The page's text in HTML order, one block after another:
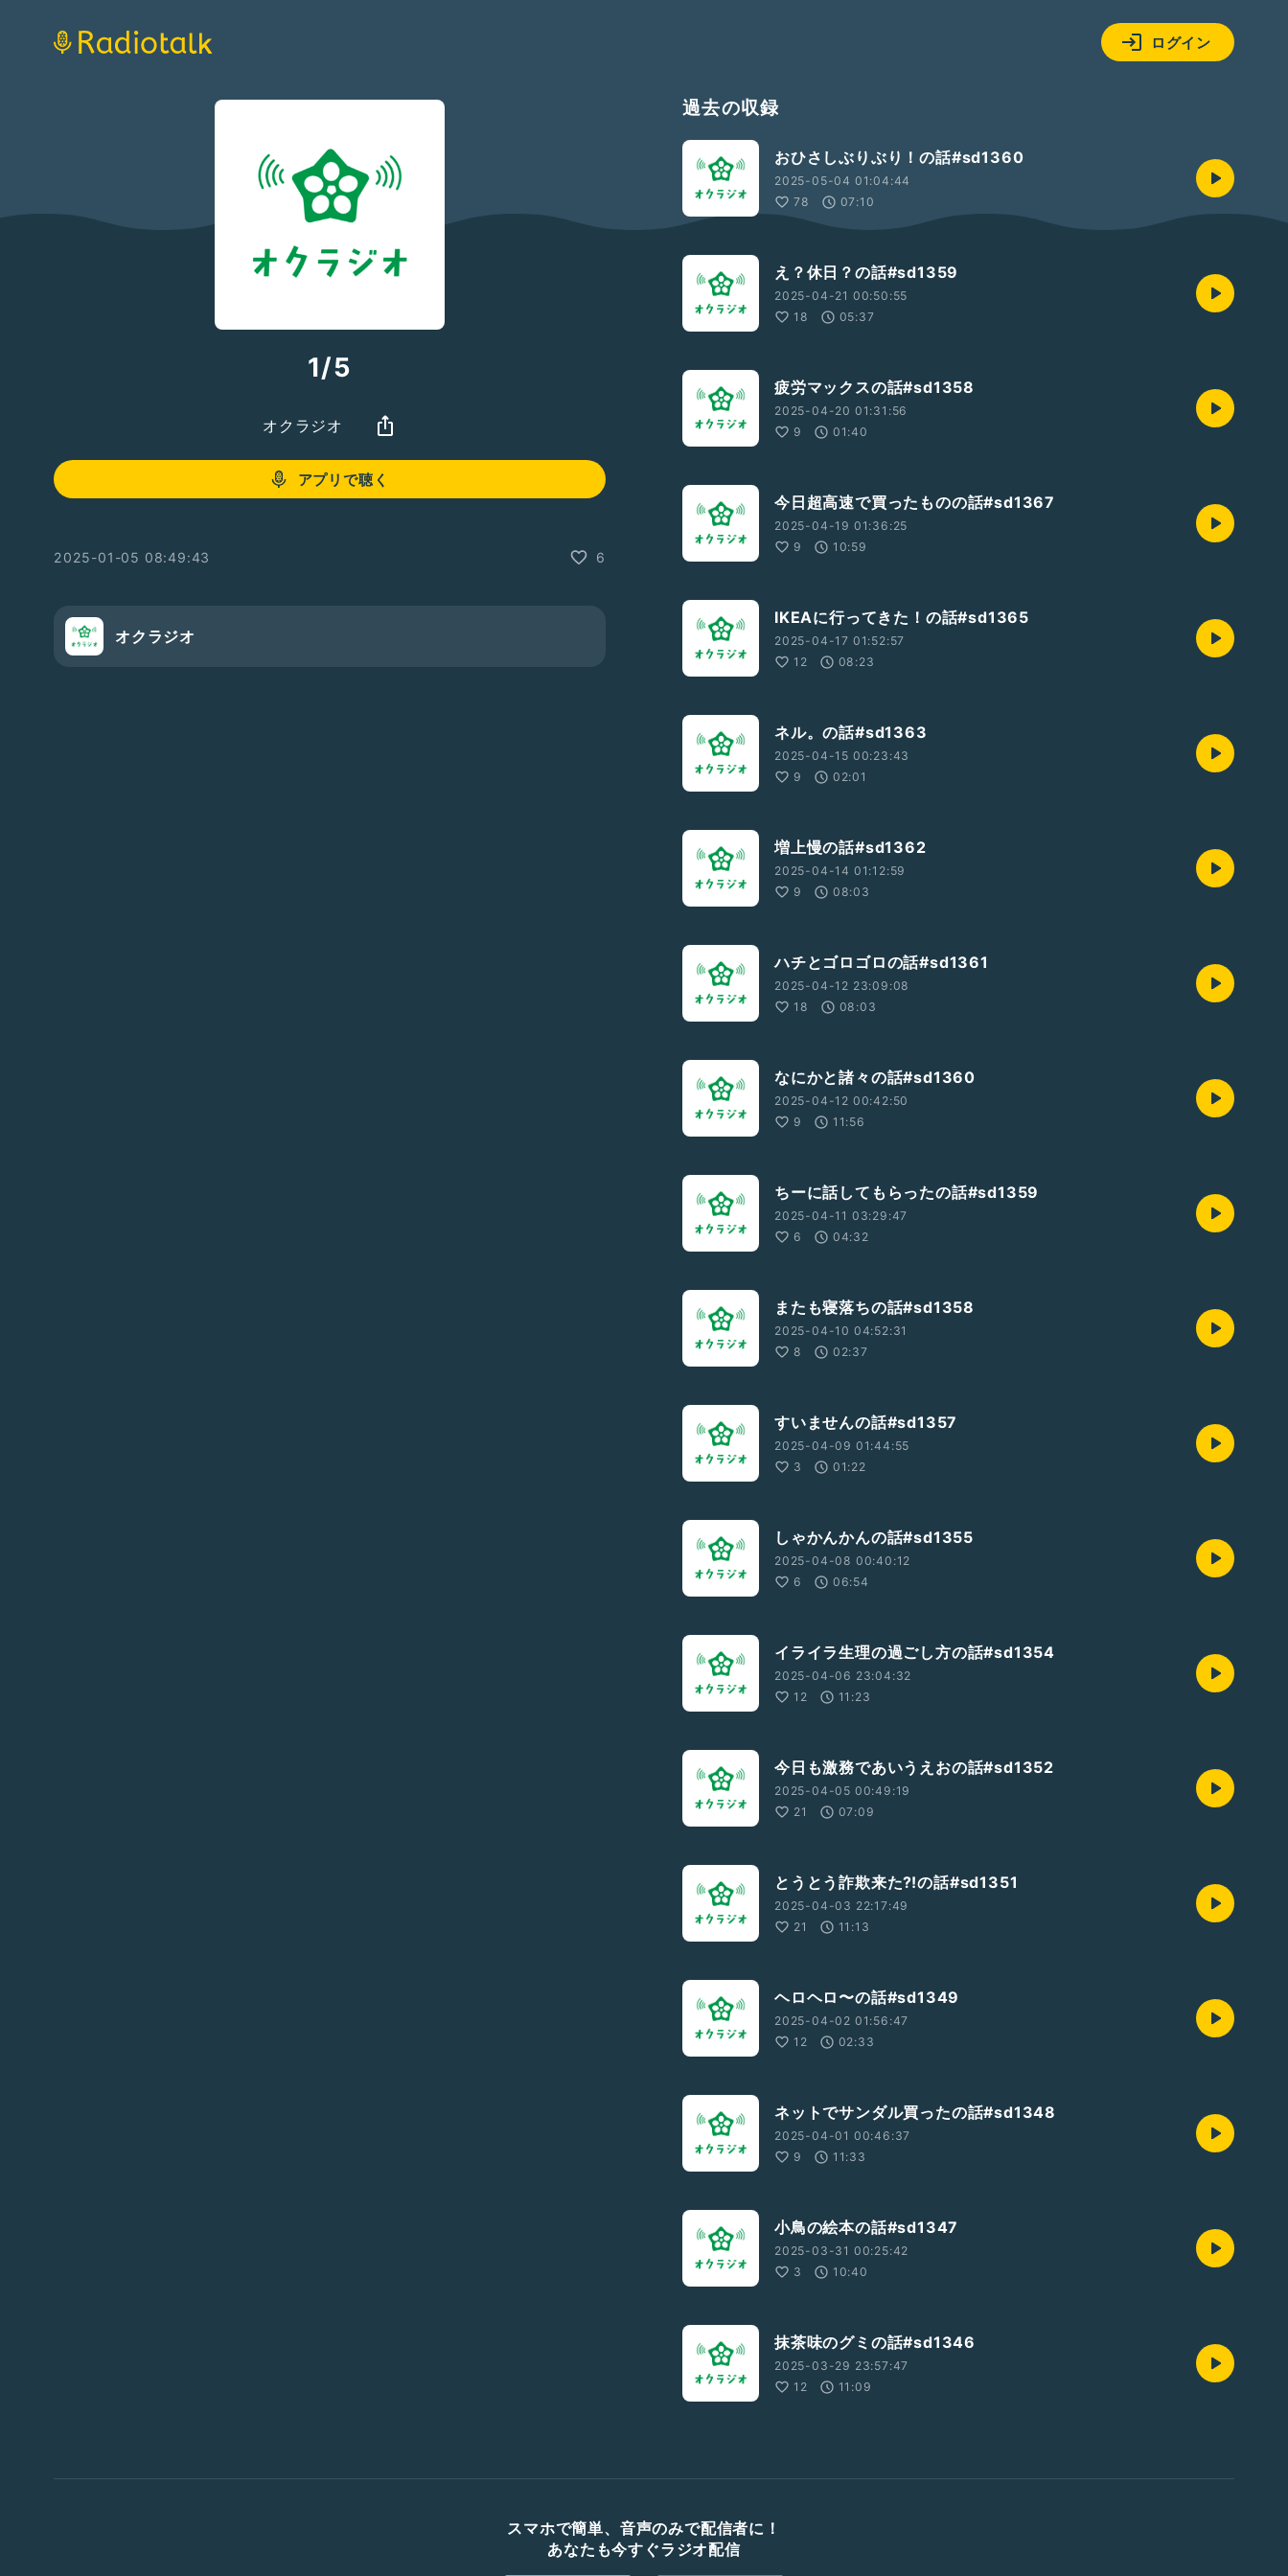
ログイン
1/5
オクラジオ
アプリで聴く
2025-01-05 08:49:43 6
オクラジオ
過去の収録
おひさしぶりぶり！の話#sd1360
2025-05-04 01:04:44
78
07:10
え？休日？の話#sd1359
2025-04-21 00:50:55
18
05:37
疲労マックスの話#sd1358
2025-04-20 01:31:56
9
01:40
今日超高速で買ったものの話#sd1367
2025-04-19 01:36:25
9
10:59
IKEAに行ってきた！の話#sd1365
2025-04-17 01:52:57
12
08:23
ネル。の話#sd1363
2025-04-15 00:23:43
9
02:01
増上慢の話#sd1362
2025-04-14 01:12:59
9
08:03
ハチとゴロゴロの話#sd1361
2025-04-12 23:09:08
18
08:03
なにかと諸々の話#sd1360
2025-04-12 00:42:50
9
11:56
ちーに話してもらったの話#sd1359
2025-04-11 03:29:47
6
04:32
またも寝落ちの話#sd1358
2025-04-10 04:52:31
8
02:37
すいませんの話#sd1357
2025-04-09 01:44:55
3
01:22
しゃかんかんの話#sd1355
2025-04-08 00:40:12
6
06:54
イライラ生理の過ごし方の話#sd1354
2025-04-06 23:04:32
12
11:23
今日も激務であいうえおの話#sd1352
2025-04-05 00:49:19
21
07:09
とうとう詐欺来た⁈の話#sd1351
2025-04-03 22:17:49
21
11:13
ヘロヘロ〜の話#sd1349
2025-04-02 01:56:47
12
02:33
ネットでサンダル買ったの話#sd1348
2025-04-01 00:46:37
9
11:33
小鳥の絵本の話#sd1347
2025-03-31 00:25:42
3
10:40
抹茶味のグミの話#sd1346
2025-03-29 23:57:47
12
11:09
スマホで簡単、音声のみで配信者に！
あなたも今すぐラジオ配信